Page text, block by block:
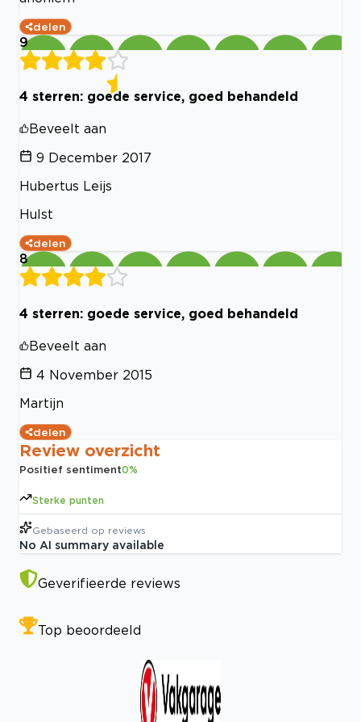
delen
9
4 sterren: goede service, goed behandeld
Beveelt aan
9 December 2017
Hubertus Leijs
Hulst
delen
8
4 sterren: goede service, goed behandeld
Beveelt aan
4 November 2015
Martijn
delen
Review overzicht
Positief sentiment0%
Sterke punten
Gebaseerd op reviews
No AI summary available
Geverifieerde reviews
Top beoordeeld